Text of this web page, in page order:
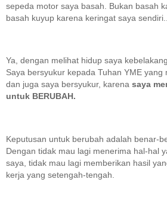
sepeda motor saya basah. Bukan basah
basah kuyup karena keringat saya sendiri..
Ya, dengan melihat hidup saya
Saya bersyukur kepada Tuhan YME yang
dan juga saya bersyukur, karena saya
untuk BERUBAH.
Keputusan untuk berubah adalah benar-
Dengan tidak mau lagi menerima hal-hal
saya, tidak mau lagi memberikan hasil
kerja yang setengah-tengah.